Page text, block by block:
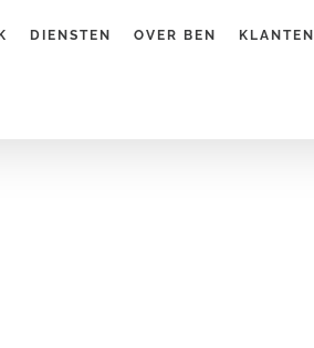
DIENSTEN OVER BEN KLANTEN